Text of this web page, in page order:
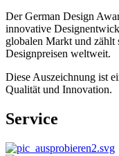
Der German Design
innovative
globalen Markt und zählt
Designpreisen weltweit.
Diese Auszeichnung ist
Qualität und Innovation.
Service